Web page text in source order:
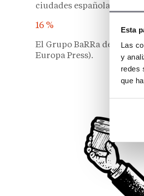
Esta
Las
y
redes
que
ciudades españolas, como
16 %
El Grupo BaRRa de
Europa Press).